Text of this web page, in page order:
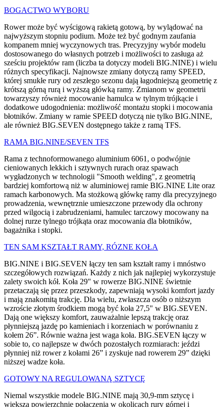
BOGACTWO WYBORU
Rower może być wyścigową rakietą gotową, by wylądować na
najwyższym stopniu podium. Może też być godnym zaufania
kompanem mniej wyczynowych tras. Precyzyjny wybór modelu
dostosowanego do własnych potrzeb i możliwości to zasługa aż
sześciu projektów ram (liczba ta dotyczy modeli BIG.NINE) i wielu
różnych specyfikacji. Najnowsze zmiany dotyczą ramy SPEED,
której smukłe rury od zeszłego sezonu dają łagodniejszą geometrię z
krótszą górną rurą i wyższą główką ramy. Zmianom w geometrii
towarzyszy również mocowanie hamulca w tylnym trójkącie i
dodatkowe udogodnienia: możliwość montażu stopki i mocowania
błotników. Zmiany w ramie SPEED dotyczą nie tylko BIG.NINE,
ale również BIG.SEVEN dostępnego także z ramą TFS.
RAMA BIG.NINE/SEVEN TFS
Rama z technoformowanego aluminium 6061, o podwójnie
cieniowanych lekkich i sztywnych rurach oraz spawach
wygładzonych w technologii "Smooth welding", z geometrią
bardziej komfortową niż w aluminiowej ramie BIG.NINE Lite oraz
ramach karbonowych. Ma stożkową główkę ramy dla precyzyjnego
prowadzenia, wewnętrznie umieszczone przewody dla ochrony
przed wilgocią i zabrudzeniami, hamulec tarczowy mocowany na
dolnej rurze tylnego trójkąta oraz mocowania dla błotników,
bagażnika i stopki.
TEN SAM KSZTAŁT RAMY, RÓZNE KOŁA
BIG.NINE i BIG.SEVEN łączy ten sam kształt ramy i mnóstwo
szczegółowych rozwiązań. Każdy z nich jak najlepiej wykorzystuje
zalety swoich kół. Koła 29" w rowerze BIG.NINE świetnie
przetaczają się przez przeszkody, zapewniają wysoki komfort jazdy
i mają znakomitą trakcję. Dla wielu, zwłaszcza osób o niższym
wzroście złotym środkiem mogą być koła 27,5" w BIG.SEVEN.
Dają one większy komfort, zauważalnie lepszą trakcję oraz
płynniejszą jazdę po kamieniach i korzeniach w porównaniu z
kołem 26”. Równie ważna jest waga koła. BIG.SEVEN łączy w
sobie to, co najlepsze w dwóch pozostałych rozmiarach: jeździ
płynniej niż rower z kołami 26” i zyskuje nad rowerem 29” dzięki
niższej wadze koła.
GOTOWY NA REGULOWANĄ SZTYCĘ
Niemal wszystkie modele BIG.NINE mają 30,9-mm sztycę i
większą powierzchnię połączenia w okolicach rury górnej i